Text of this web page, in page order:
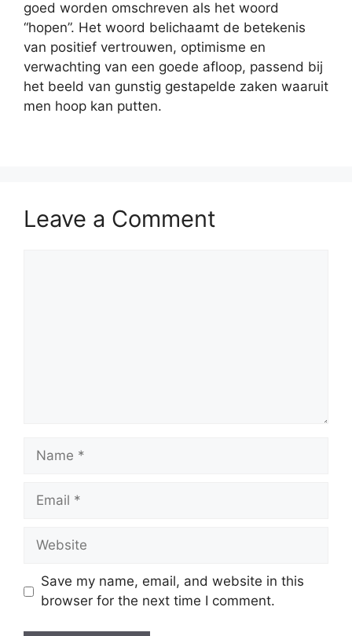
goed worden omschreven als het woord
“hopen”. Het woord belichaamt de betekenis
van positief vertrouwen, optimisme en
verwachting van een goede afloop, passend bij
het beeld van gunstig gestapelde zaken waaruit
men hoop kan putten.
Leave a Comment
Name
Email
Website
Save my name, email, and website in this
browser for the next time I comment.